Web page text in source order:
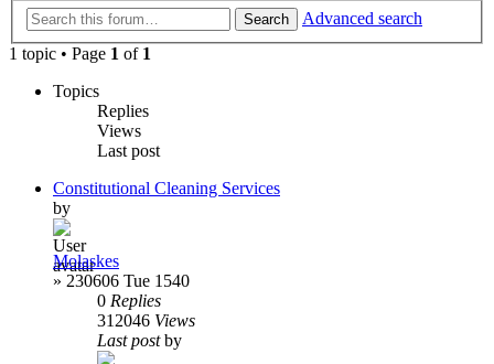
Search
Advanced search
1 topic • Page 1 of 1
Topics
Replies
Views
Last post
Constitutional Cleaning Services
by
Molaskes
» 230606 Tue 1540
0 Replies
312046 Views
Last postby